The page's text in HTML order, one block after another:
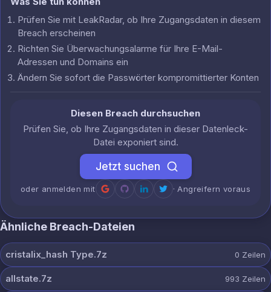
Prüfen Sie mit LeakRadar, ob Ihre Zugangsdaten in diesem
Breach erscheinen
Richten Sie Überwachungsalarme für Ihre E-Mail-
Adressen und Domains ein
Ändern Sie sofort die Passwörter kompromittierter Konten
Diesen Breach durchsuchen
Prüfen Sie, ob Ihre Zugangsdaten in dieser Datenleck-
Datei exponiert sind.
Jetzt suchen
oder anmelden mit · Angreifern voraus
Ähnliche Breach-Dateien
cristalix_hash Type.7z 0 Zeilen
allstate.7z 993 Zeilen